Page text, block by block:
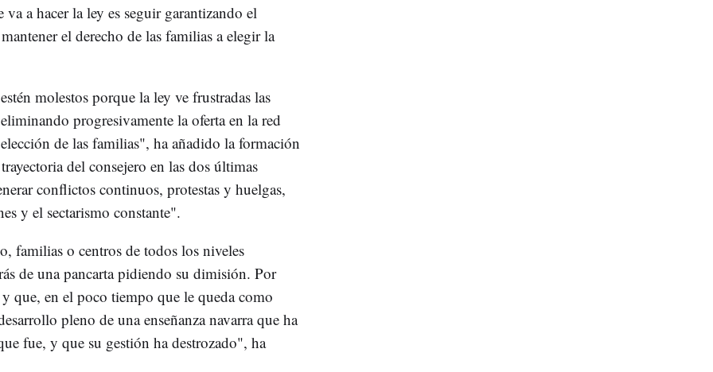
a hacer la ley es seguir garantizando el
el derecho de las familias a elegir la
molestos porque la ley ve frustradas las
progresivamente la oferta en la red
de las familias", ha añadido la formación
del consejero en las dos últimas
conflictos continuos, protestas y huelgas,
y el sectarismo constante".
familias o centros de todos los niveles
de una pancarta pidiendo su dimisión. Por
que, en el poco tiempo que le queda como
pleno de una enseñanza navarra que ha
fue, y que su gestión ha destrozado", ha